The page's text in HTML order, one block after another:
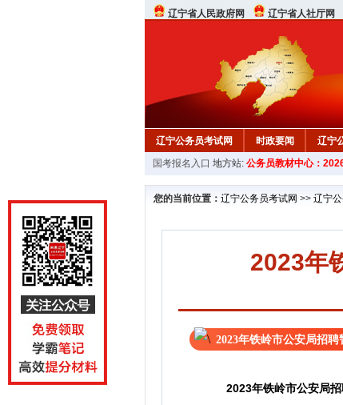
辽宁省人民政府网 辽宁省人社厅网
辽宁公务员考试网 时政要闻 辽宁
在线咨询 教材中心
国考报名入口 地方站: 公务员教材中心：
您的当前位置： 辽宁公务员考试网 >> 辽宁
2023年
2023年铁岭市公安局招
2023年铁岭市公安局